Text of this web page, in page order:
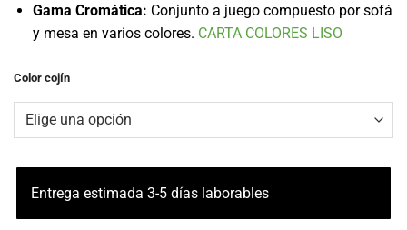
Gama Cromática: Conjunto a juego compuesto por sofá
y mesa en varios colores. CARTA COLORES LISO
Color cojín
Entrega estimada 3-5 días laborables